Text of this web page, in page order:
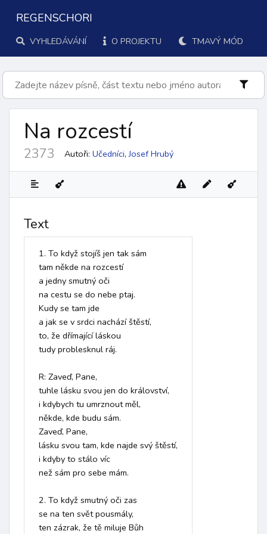
REGENSCHORI
VYHLEDÁVÁNÍ O PROJEKTU TMAVÝ MÓD
Na rozcestí
2373 Autoři: Učedníci, Josef Hrubý
Text
1. To když stojíš jen tak sám
tam někde na rozcestí
a jedny smutný oči
na cestu se do nebe ptaj.
Kudy se tam jde
a jak se v srdci nachází štěstí,
to, že dřímající láskou
tudy problesknul ráj.
R: Zaveď, Pane,
tuhle lásku svou jen do království,
i kdybych tu umrznout měl,
někde, kde budu sám.
Zaveď, Pane,
lásku svou tam, kde najde svý štěstí,
i kdyby to stálo víc
než sám pro sebe mám.
2. To když smutný oči zas
se na ten svět pousmály,
ten zázrak, že tě miluje Bůh